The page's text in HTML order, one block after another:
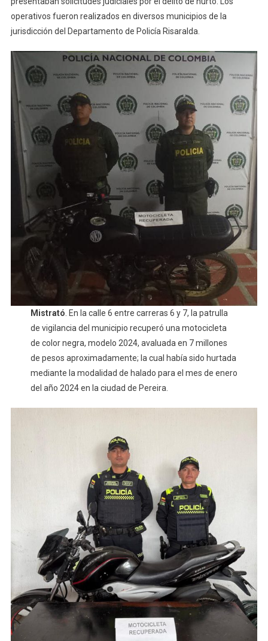
operativos fueron realizados en diversos municipios de la
jurisdicción del Departamento de Policía Risaralda.
Mistrató. En la calle 6 entre carreras 6 y 7, la patrulla
de vigilancia del municipio recuperó una motocicleta
de color negra, modelo 2024, avaluada en 7 millones
de pesos aproximadamente; la cual había sido hurtada
mediante la modalidad de halado para el mes de enero
del año 2024 en la ciudad de Pereira.